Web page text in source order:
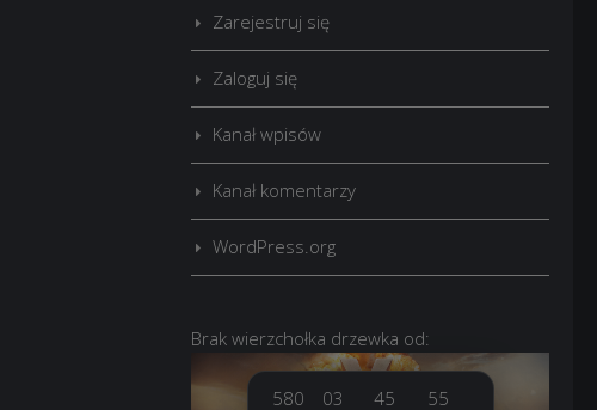
Zarejestruj się
Zaloguj się
Kanał wpisów
Kanał komentarzy
WordPress.org
Brak wierzchołka drzewka od:
580
03
45
56